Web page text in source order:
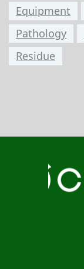
Equipment
Pathology
Residue